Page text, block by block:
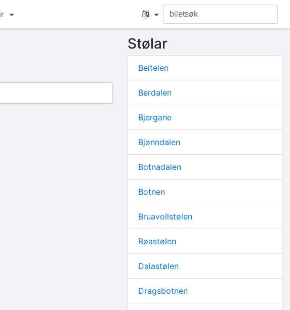
Stølar
Beitelen
Berdalen
Bjergane
Bjønndalen
Botnadalen
Botnen
Bruavollstølen
Bøastølen
Dalastølen
Dragsbotnen